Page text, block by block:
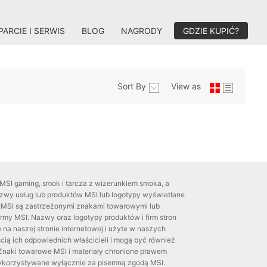
I SERWIS BLOG NAGRODY GDZIE KUPIĆ?
Sort By View as
gaming, smok i tarcza z wizerunkiem smoka, a
usług lub produktów MSI lub logotypy wyświetlane
są zastrzeżonymi znakami towarowymi lub
MSI. Nazwy oraz logotypy produktów i firm stron
naszej stronie internetowej i użyte w naszych
ich odpowiednich właścicieli i mogą być również
towarowe MSI i materiały chronione prawem
wyłącznie za pisemną zgodą MSI.